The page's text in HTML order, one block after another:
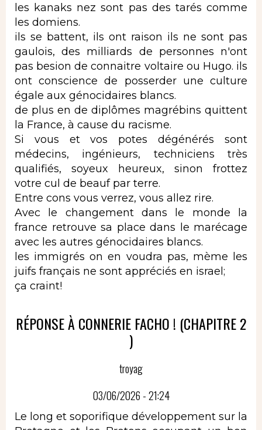
les kanaks nez sont pas des tarés comme
les domiens.
ils se battent, ils ont raison ils ne sont pas
gaulois, des milliards de personnes n'ont
pas besion de connaitre voltaire ou Hugo. ils
ont conscience de posserder une culture
égale aux génocidaires blancs.
de plus en de diplômes magrébins quittent
la France, à cause du racisme.
Si vous et vos potes dégénérés sont
médecins, ingénieurs, techniciens très
qualifiés, soyeux heureux, sinon frottez
votre cul de beauf par terre.
Entre cons vous verrez, vous allez rire.
Avec le changement dans le monde la
france retrouve sa place dans le marécage
avec les autres génocidaires blancs.
les immigrés on en voudra pas, mème les
juifs français ne sont appréciés en israel;
ça craint!
RÉPONSE À CONNERIE FACHO ! (CHAPITRE 2
)
troyag
03/06/2026 - 21:24
Le long et soporifique développement sur la